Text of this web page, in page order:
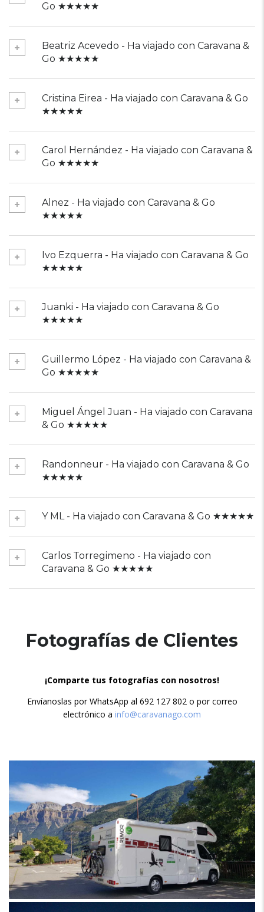
Go ★★★★★
Beatriz Acevedo - Ha viajado con Caravana &
Go ★★★★★
Cristina Eirea - Ha viajado con Caravana & Go
★★★★★
Carol Hernández - Ha viajado con Caravana &
Go ★★★★★
Alnez - Ha viajado con Caravana & Go
★★★★★
Ivo Ezquerra - Ha viajado con Caravana & Go
★★★★★
Juanki - Ha viajado con Caravana & Go
★★★★★
Guillermo López - Ha viajado con Caravana &
Go ★★★★★
Miguel Ángel Juan - Ha viajado con Caravana
& Go ★★★★★
Randonneur - Ha viajado con Caravana & Go
★★★★★
Y ML - Ha viajado con Caravana & Go ★★★★★
Carlos Torregimeno - Ha viajado con
Caravana & Go ★★★★★
Fotografías de Clientes
¡Comparte tus fotografías con nosotros!
Envíanoslas por WhatsApp al 692 127 802 o por correo
electrónico a info@caravanago.com